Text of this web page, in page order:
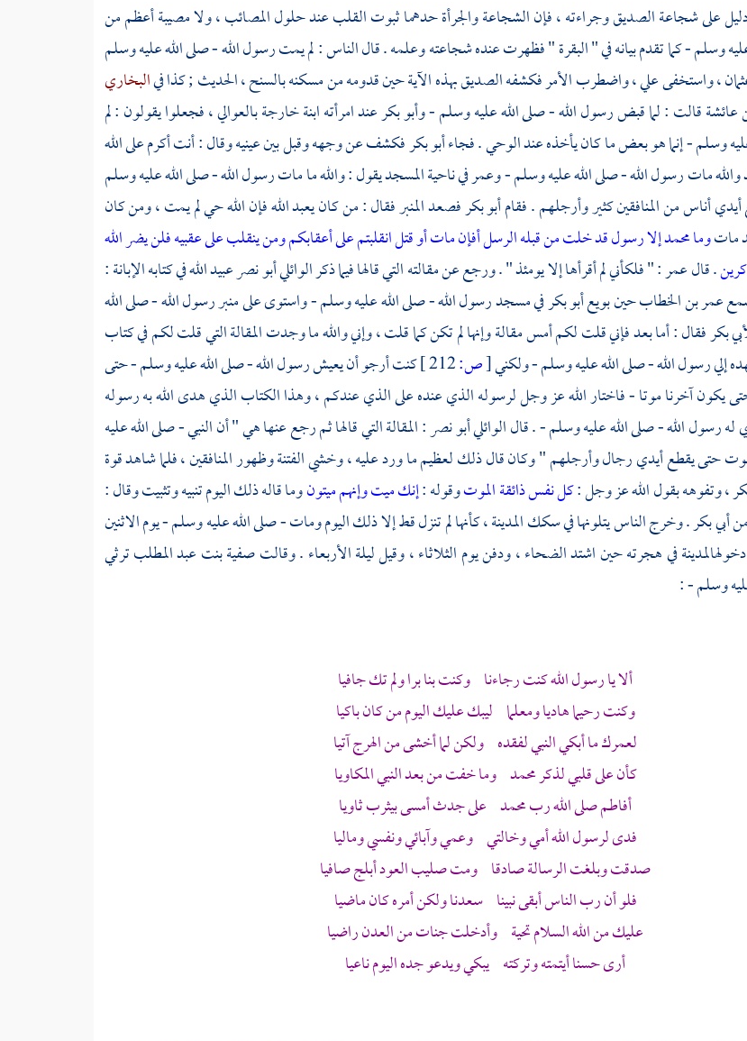
دليل على شجاعة الصديق وجراءته ، فإن الشجاعة والجرأة حدهما ثبوت القلب عند حلول المصائب ، ولا مصيبة أعظم من
وسلم - كما تقدم بيانه في " البقرة " فظهرت عنده شجاعته وعلمه . قال الناس : لم يمت رسول الله - صلى الله عليه وسلم
، واستخفىعلي، واضطرب الأمر فكشفهالصديقبهذه الآية حين قدومه من مسكنهبالسنح، الحديث ; كذا فيالبخاري
عائشةقالت : لما قبض رسول الله - صلى الله عليه وسلم -وأبو بكرعند امرأته ابنةخارجةبالعوالي، فجعلوا يقولون : لم
وسلم - إنما هو بعض ما كان يأخذه عند الوحي . فجاءأبو بكرفكشف عن وجهه وقبل بين عينيه وقال : أنت أكرم على الله
مات رسول الله - صلى الله عليه وسلم -وعمرفي ناحية المسجد يقول : والله ما مات رسول الله - صلى الله عليه وسلم
أناس من المنافقين كثير وأرجلهم . فقامأبو بكرفصعد المنبر فقال : من كان يعبد الله فإن الله حي لم يمت ، ومن كان
ماتوما محمد إلا رسول قد خلت من قبله الرسل أفإن مات أو قتل انقلبتم على أعقابكم ومن ينقلب على عقبيه فلن يضر الله
. قالعمر: " فلكأني لم أقرأها إلا يومئذ " . ورجع عن مقالته التي قالها فيما ذكرالوائلي أبو نصر عبيد اللهفي كتابه الإبانة :
عمر بن الخطابحين بويعأبو بكرفي مسجد رسول الله - صلى الله عليه وسلم - واستوى على منبر رسول الله - صلى الله
أبي بكرفقال : أما بعد فإني قلت لكم أمس مقالة وإنها لم تكن كما قلت ، وإني والله ما وجدت المقالة التي قلت لكم في كتاب
إلي رسول الله - صلى الله عليه وسلم - ولكني[ص:
كنت أرجو أن يعيش رسول الله - صلى الله عليه وسلم - حتى
يكون آخرنا موتا - فاختار الله عز وجل لرسوله الذي عنده على الذي عندكم ، وهذا الكتاب الذي هدى الله به رسوله
له رسول الله - صلى الله عليه وسلم - . قالالوائلي أبو نصر: المقالة التي قالها ثم رجع عنها هي " أن النبي - صلى الله عليه
حتى يقطع أيدي رجال وأرجلهم " وكان قال ذلك لعظيم ما ورد عليه ، وخشي الفتنة وظهور المنافقين ، فلما شاهد قوة
، وتفوهه بقول الله عز وجل :كل نفس ذائقة الموتوقوله :إنك ميت وإنهم ميتونوما قاله ذلك اليوم تنبيه وتثبيت وقال :
أبي بكر. وخرج الناس يتلونها في سككالمدينة، كأنها لم تنزل قط إلا ذلك اليوم ومات - صلى الله عليه وسلم - يوم الاثنين
المدينةفي هجرته حين اشتد الضحاء ، ودفن يوم الثلاثاء ، وقيل ليلة الأربعاء . وقالتصفية بنت عبد المطلبترثي
وسلم - :
ألا يا رسول الله كنت رجاءنا وكنت بنا برا ولم تك جافيا
وكنت رحيما هاديا ومعلما ليبك عليك اليوم من كان باكيا
لعمرك ما أبكي النبي لفقده ولكن لما أخشى من الهرج آتيا
كأن على قلبي لذكرمحمد وما خفت من بعد النبي المكاويا
أفاطم صلى الله ربمحمد على جدث أمسىبيثربثاويا
فدى لرسول الله أمي وخالتي وعمي وآبائي ونفسي وماليا
صدقت وبلغت الرسالة صادقا ومت صليب العود أبلج صافيا
فلو أن رب الناس أبقى نبينا سعدنا ولكن أمره كان ماضيا
عليك من الله السلام تحية وأدخلت جنات من العدن راضيا
أرى حسنا أيتمته وتركته يبكي ويدعو جده اليوم ناعيا